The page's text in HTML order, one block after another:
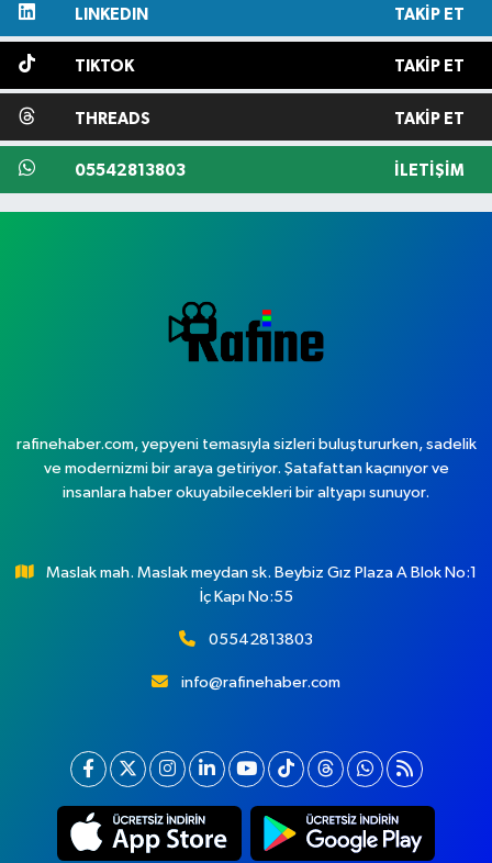
LINKEDIN TAKIP ET
TIKTOK TAKIP ET
THREADS TAKIP ET
05542813803 İLETIŞIM
rafinehaber.com, yepyeni temasıyla sizleri buluştururken, sadelik
ve modernizmi bir araya getiriyor. Şatafattan kaçınıyor ve
insanlara haber okuyabilecekleri bir altyapı sunuyor.
Maslak mah. Maslak meydan sk. Beybiz Gız Plaza A Blok No:1
İç Kapı No:55
05542813803
info@rafinehaber.com